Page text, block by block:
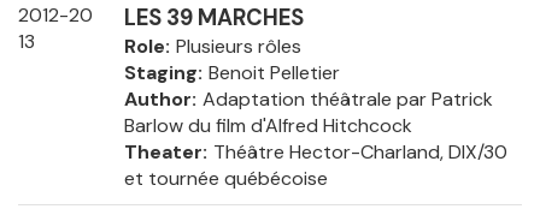
2012-20
13
LES 39 MARCHES
Role Plusieurs rôles
Staging Benoit Pelletier
Author Adaptation théâtrale par Patrick
Barlow du film d'Alfred Hitchcock
Theater Théâtre Hector-Charland, DIX/30
et tournée québécoise